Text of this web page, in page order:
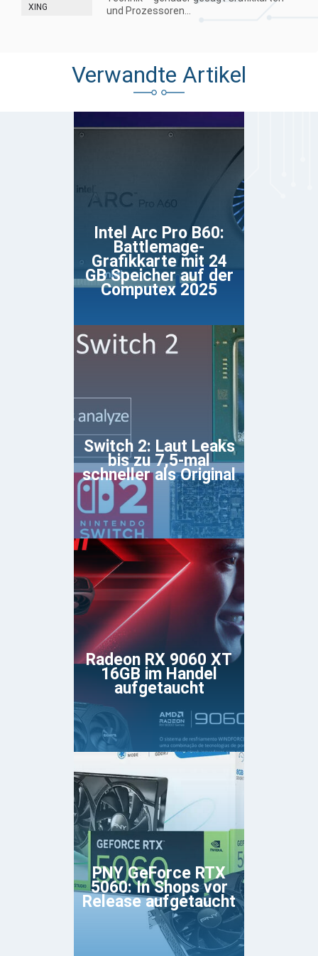
XING
und Prozessoren...
Verwandte Artikel
Intel Arc Pro B60:
Battlemage-
Grafikkarte mit 24
GB Speicher auf der
Computex 2025
Switch 2: Laut Leaks
bis zu 7,5-mal
schneller als Original
Radeon RX 9060 XT
16GB im Handel
aufgetaucht
PNY GeForce RTX
5060: In Shops vor
Release aufgetaucht